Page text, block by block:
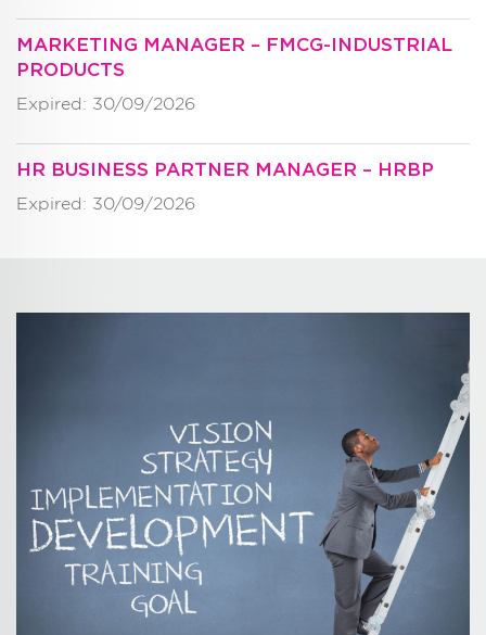
MARKETING MANAGER – FMCG-INDUSTRIAL
PRODUCTS
Expired: 30/09/2026
HR BUSINESS PARTNER MANAGER – HRBP
Expired: 30/09/2026